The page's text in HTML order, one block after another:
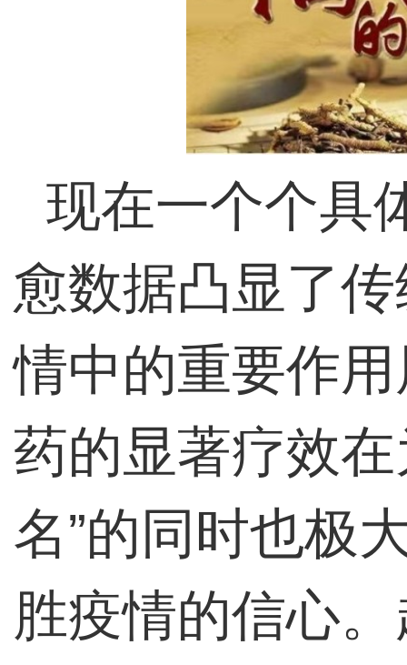
现在一个个具
愈数据凸显了
情中的重要作
药的显著疗效
名”的同时也极
胜疫情的信心